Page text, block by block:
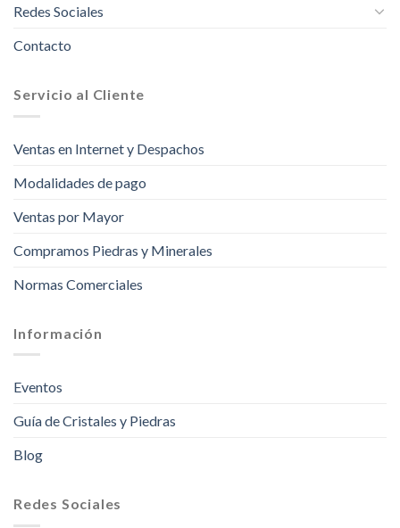
Redes Sociales
Contacto
Servicio al Cliente
Ventas en Internet y Despachos
Modalidades de pago
Ventas por Mayor
Compramos Piedras y Minerales
Normas Comerciales
Información
Eventos
Guía de Cristales y Piedras
Blog
Redes Sociales